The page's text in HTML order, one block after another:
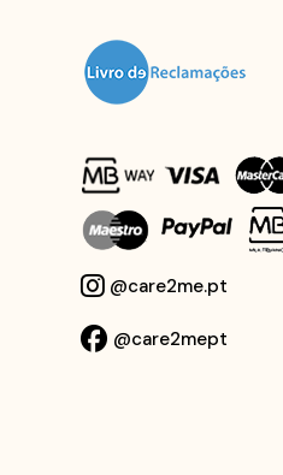
@care2me.pt
@care2mept